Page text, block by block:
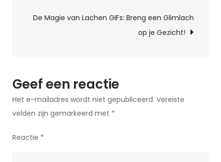
De Magie van Lachen GIFs: Breng een Glimlach
op je Gezicht!
Geef een reactie
Het e-mailadres wordt niet gepubliceerd. Vereiste
velden zijn gemarkeerd met *
Reactie *